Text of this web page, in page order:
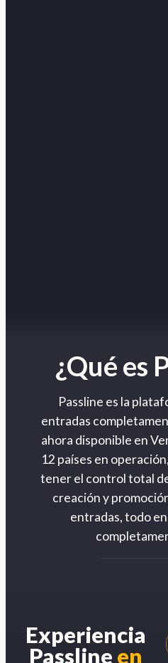
¿Qué es
Passline es la
entradas
ahora disponible en
12 países en
tener el control total
creación y
entradas, todo
Experiencia
Passline en